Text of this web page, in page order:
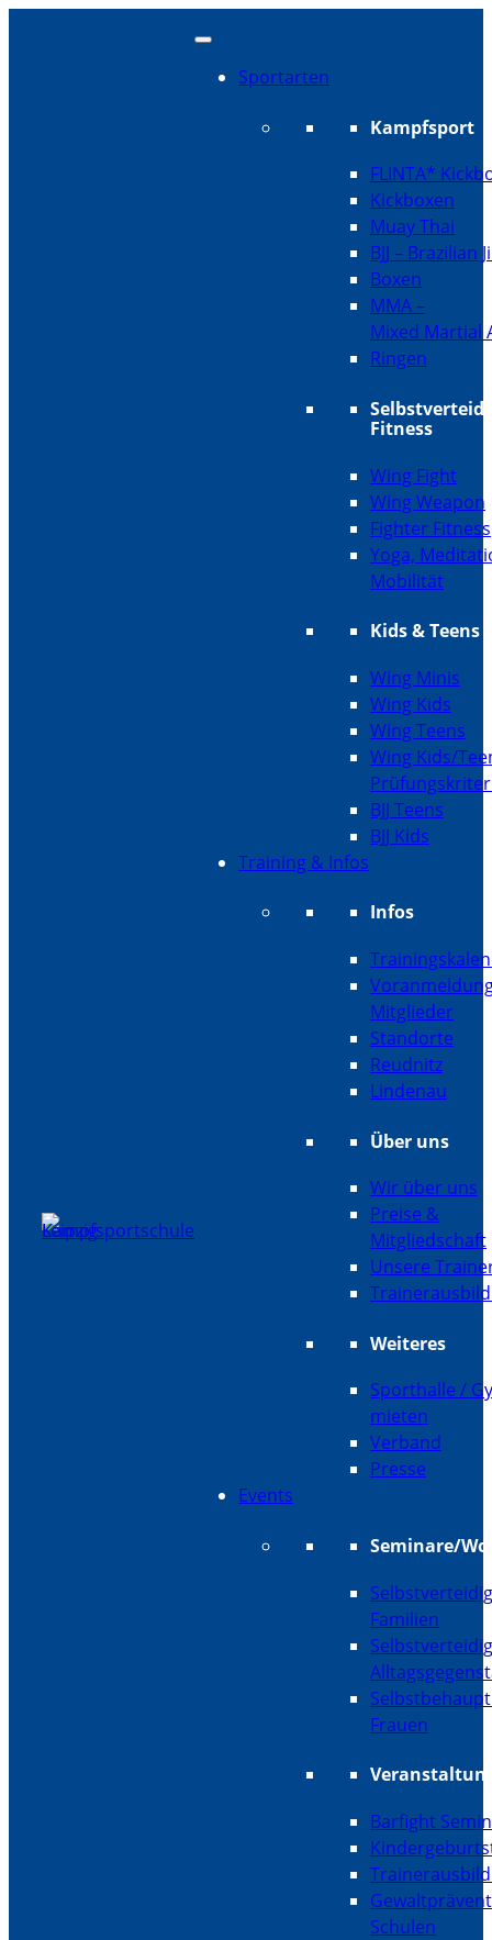
Sportarten
Kampfsport
FLINTA*
Kickboxen
Muay Thai
BJJ – Brazilian
Boxen
MMA –
Mixed Martial
Ringen
Fitness
Wing Fight
Wing Weapon
Fighter Fitness
Yoga,
Mobilität
Kids & Teens
Wing Minis
Wing Kids
Wing Teens
Wing Kids/
BJJ Teens
BJJ Kids
Training & Infos
Infos
Mitglieder
Standorte
Reudnitz
Lindenau
Über uns
Wir über uns
Preise &
Mitgliedschaft
Unsere
Weiteres
Sporthalle /
mieten
Verband
Presse
Events
Seminare/
Familien
Frauen
Barfight
Schulen